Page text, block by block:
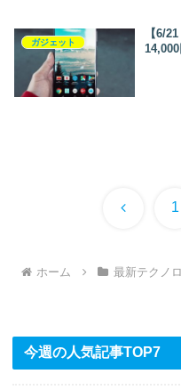
ガジェット
【6/
前 1
ホーム 最新テクノ
今週の人気記事TOP7